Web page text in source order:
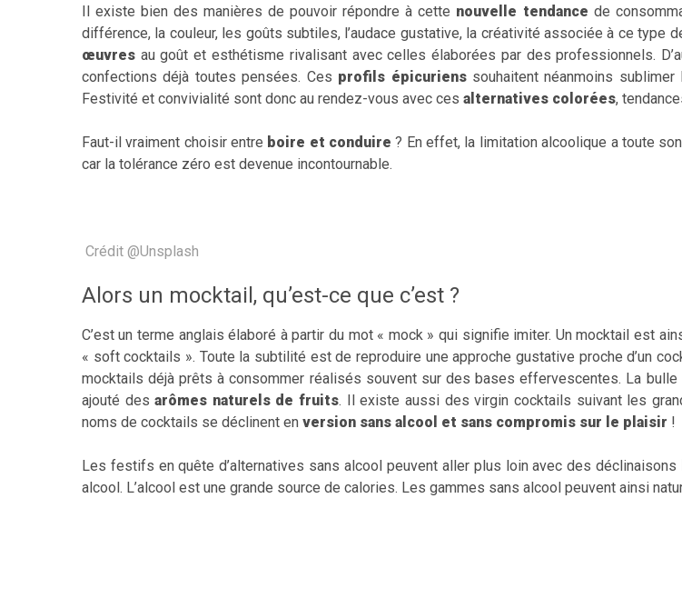
Il existe bien des manières de pouvoir répondre à cette nouvelle tendance de
différence, la couleur, les goûts subtiles, l’audace gustative, la créativité associée à ce type
œuvresau goût et esthétisme rivalisant avec celles élaborées par des professionnels.
confections déjà toutes pensées. Ces profils épicurienssouhaitent néanmoins
Festivité et convivialité sont donc au rendez-vous avec ces alternatives colorées,
Faut-il vraiment choisir entre boire et conduire ? En effet, la limitation alcoolique a toute
car la tolérance zéro est devenue incontournable.
Crédit @Unsplash
Alors un mocktail, qu’est-ce que c’est ?
C’est un terme anglais élaboré à partir du mot « mock » qui signifie imiter. Un mocktail est
« soft cocktails ». Toute la subtilité est de reproduire une approche gustative proche d’un
mocktails déjà prêts à consommer réalisés souvent sur des bases effervescentes. La
ajouté desarômes naturels de fruits. Il existe aussi des virgin cocktails suivant les
noms de cocktails se déclinent en version sans alcool et sans compromis sur le plaisir !
Les festifs en quête d’alternatives sans alcool peuvent aller plus loin avec des déclinaisons
alcool. L’alcool est une grande source de calories. Les gammes sans alcool peuvent ainsi